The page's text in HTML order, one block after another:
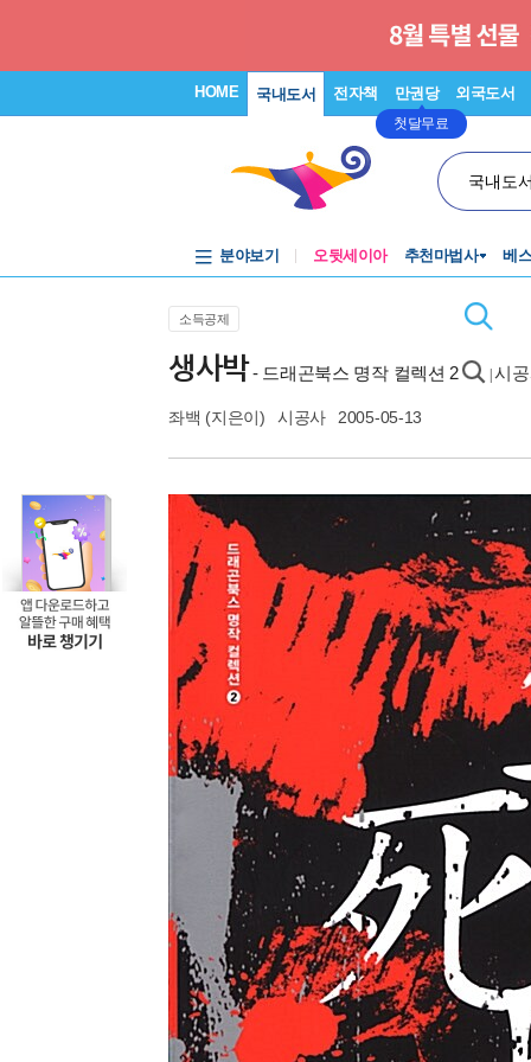
HOME 국내도서 전자책 만권당
첫달무료
외국도서
국내도
분야보기 오뒷세이아 추천마법사 베
소득공제
생사박- 드래곤북스 명작 컬렉션 2 |시
좌백 (지은이) 시공사 2005-05-13